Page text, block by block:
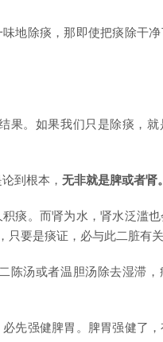
地除痰，那即使把痰除干净
果。如果我们只是除痰，就
到根本， 无非就是脾或者肾。
痰。而肾为水，肾水泛滥
只要是痰证，必与此二脏有
陈汤或者温胆汤除去湿滞
先强健脾胃。脾胃强健了